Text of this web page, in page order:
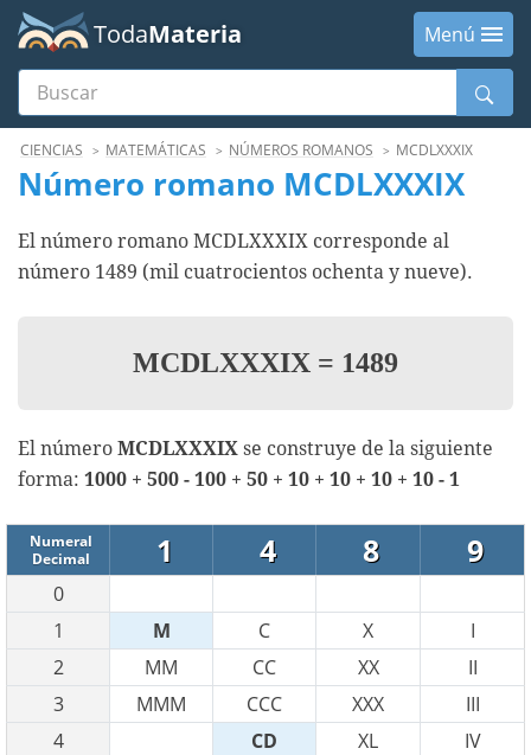
TodaMateria
Menú
Buscar
MenúCIENCIAS MATEMÁTICAS NÚMEROS ROMANOS MCDLXXXIX
Número romano MCDLXXXIX
El número romano MCDLXXXIX corresponde al
número 1489 (mil cuatrocientos ochenta y nueve).
MCDLXXXIX = 1489
El número MCDLXXXIX se construye de la siguiente
forma: 1000 + 500 - 100 + 50 + 10 + 10 + 10 + 10 - 1
Numeral
Decimal
1 4 8 9
0
1
M C X
I
2
MM CC XX
II
3
MMM CCC XXX
III
4
CD XL
IV